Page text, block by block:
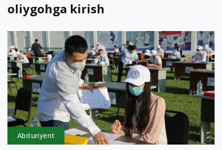
oliygohga kirish
Abituriyent